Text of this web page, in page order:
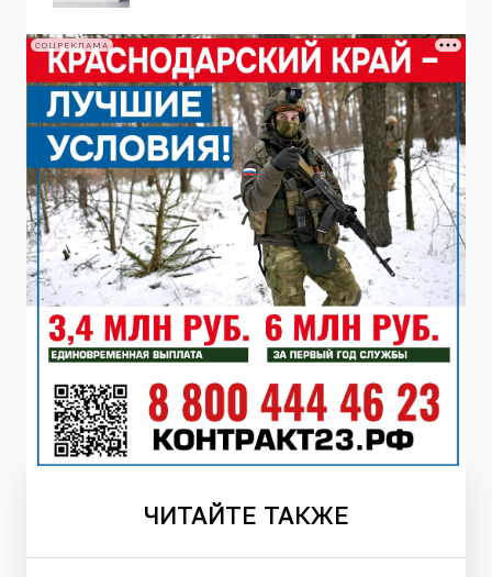
СОЦРЕКЛАМА
ЧИТАЙТЕ ТАКЖЕ